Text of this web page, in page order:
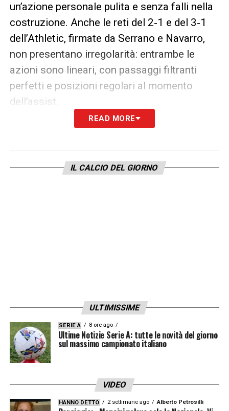
un’azione personale pulita e senza falli nella
costruzione. Anche le reti del 2‑1 e del 3‑1
dell’Athletic, firmate da Serrano e Navarro,
non presentano irregolarità: entrambe le
azioni sono lineari, con passaggi filtranti
perfetti e posizioni regolari al momento
dell’assist.
Nel finale, l’Atalanta prova a riaprire la partita
anch’essa regolare. Da segnalare solo un
possibile errore tecnico di Unai Simon, che
domani: guida alla Diretta TV
LA PLAYLIST DELLE NOSTRE TOP NEWS
READ MORE
IL CALCIO DEL GIORNO
ULTIMISSIME
SERIE A 8 ore ago
Ultime Notizie Serie A: tutte le novità del giorno
sul massimo campionato italiano
VIDEO
HANNO DETTO 2 settimane ago Alberto Petrosilli